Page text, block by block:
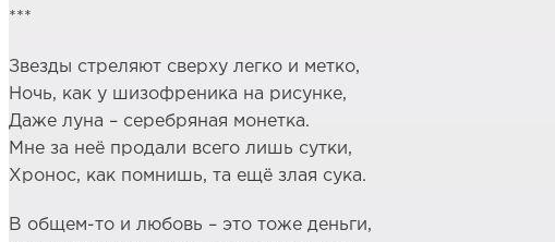
***
Звезды стреляют сверху легко и метко,
Ночь, как у шизофреника на рисунке,
Даже луна – серебряная монетка.
Мне за неё продали всего лишь сутки,
Хронос, как помнишь, та ещё злая сука.
В общем-то и любовь – это тоже деньги,